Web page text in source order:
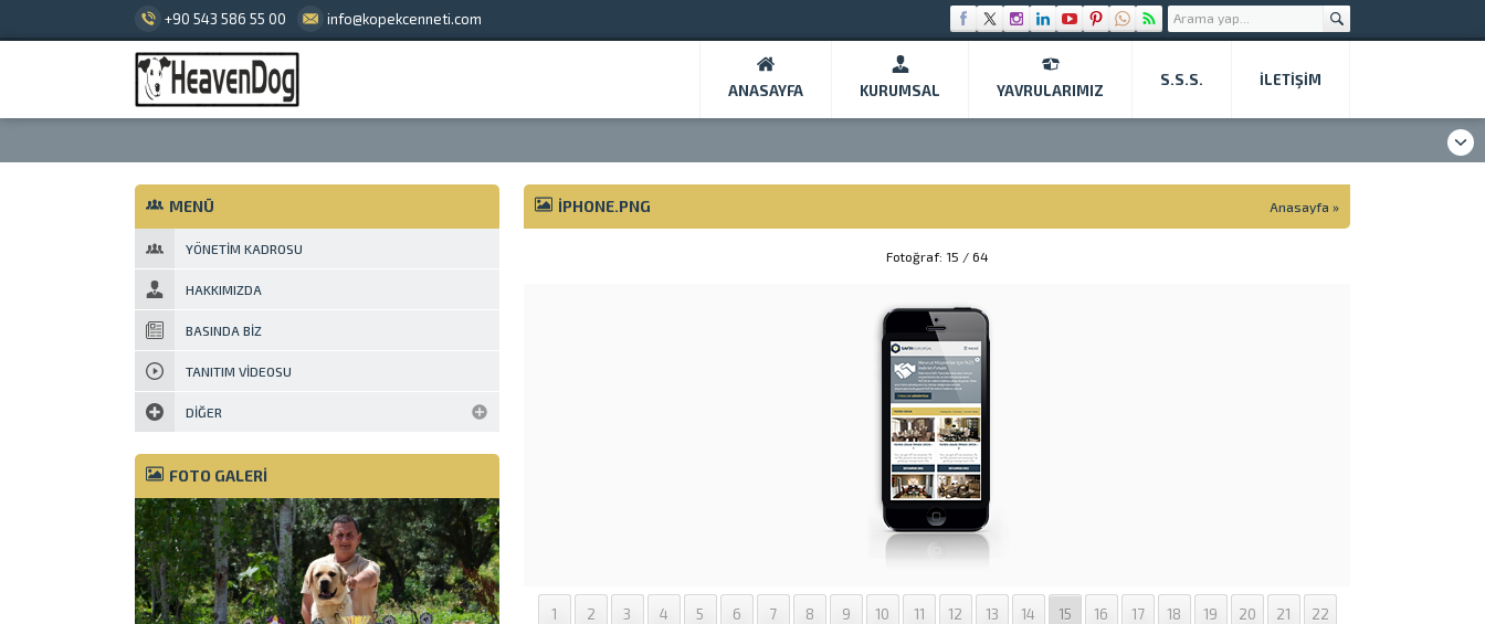
+90 543 586 55 00 info@kopekcenneti.com
ANASAYFA KURUMSAL YAVRULARIMIZ
S.S.S. İLETIŞIM
IPHONE.PNG Anasayfa »
Fotoğraf: 15 / 64
1 2 3 4 5 6 7 8 9 10 11 12 13 14 15 16 17 18 19 20 21 22
MENÜ
YÖNETIM KADROSU
HAKKIMIZDA
BASINDA BIZ
TANITIM VIDEOSU
DIĞER
FOTO GALERİ